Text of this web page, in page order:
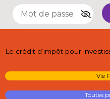
Le crédit d’impôt pour
Vie
Toutes